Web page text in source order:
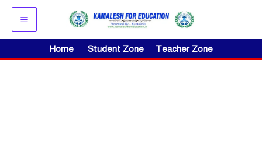
Skip
content
Home Student Zone Teacher Zone